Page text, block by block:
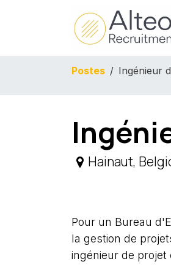
Postes Ingénieur
Hainaut,
Pour un Bureau
la gestion de
ingénieur de projet